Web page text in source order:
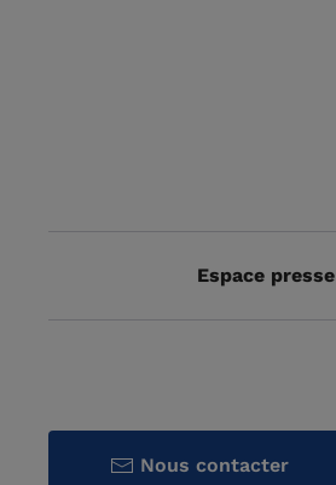
Espace presse
Nous contacter